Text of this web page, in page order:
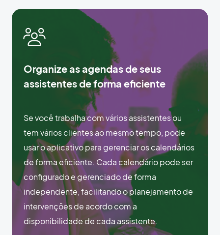
Organize as agendas de seus
assistentes de forma eficiente
Se você trabalha com vários assistentes ou
tem vários clientes ao mesmo tempo, pode
usar o aplicativo para gerenciar os calendários
de forma eficiente. Cada calendário pode ser
configurado e gerenciado de forma
independente, facilitando o planejamento de
intervenções de acordo com a
disponibilidade de cada assistente.